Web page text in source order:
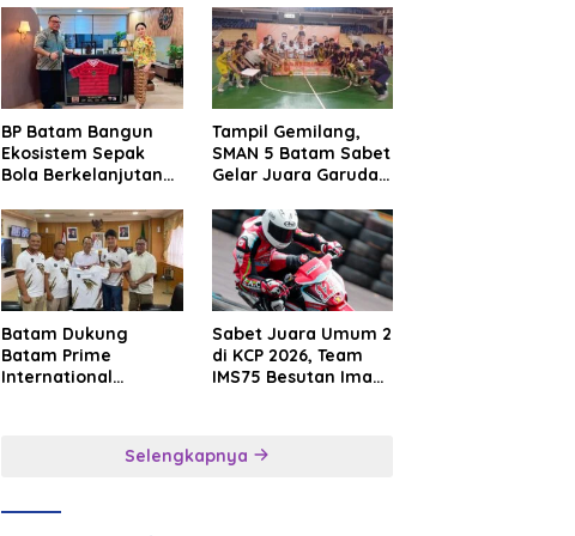
BP Batam Bangun
Ekosistem Sepak
Bola Berkelanjutan
Premier FC
Tampil Gemilang,
SMAN 5 Batam Sabet
Gelar Juara Garuda
2026
Batam Dukung
Batam Prime
International
Indonesia–
Sabet Juara Umum 2
di KCP 2026, Team
IMS75 Besutan Iman
Selengkapnya